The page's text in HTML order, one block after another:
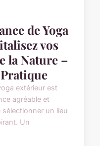
de Yoga
vos
la Nature –
extérieur est
agréable et
un lieu
Un